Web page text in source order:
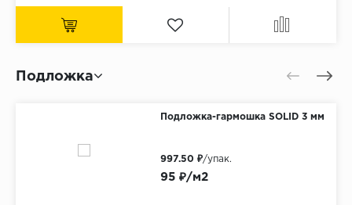
Подложка
Подложка-гармошка SOLID 3 мм
95 ₽/м2
997.50 ₽/упак.